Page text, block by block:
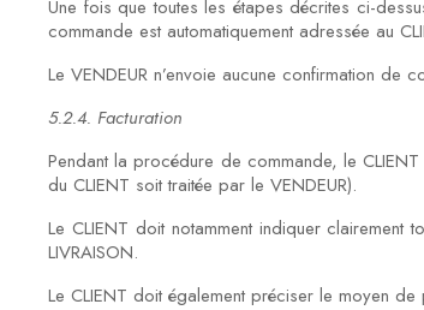
Une fois que toutes les étapes décrites ci-
commande est automatiquement adressée au
Le VENDEUR n’envoie aucune confirmation
5.2.4. Facturation
Pendant la procédure de commande, le
du CLIENT soit traitée par le VENDEUR).
Le CLIENT doit notamment indiquer clairement
LIVRAISON.
Le CLIENT doit également préciser le moyen de